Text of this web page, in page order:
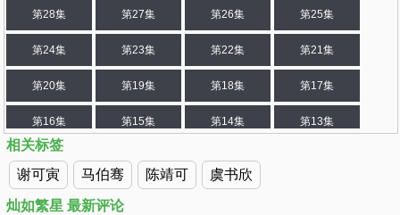
第28集 第27集 第26集 第25集
第24集 第23集 第22集 第21集
第20集 第19集 第18集 第17集
第16集 第15集 第14集 第13集
第08集 第07集 第06集
相关标签
谢可寅
马伯骞 陈靖可 虞书欣
灿如繁星 最新评论